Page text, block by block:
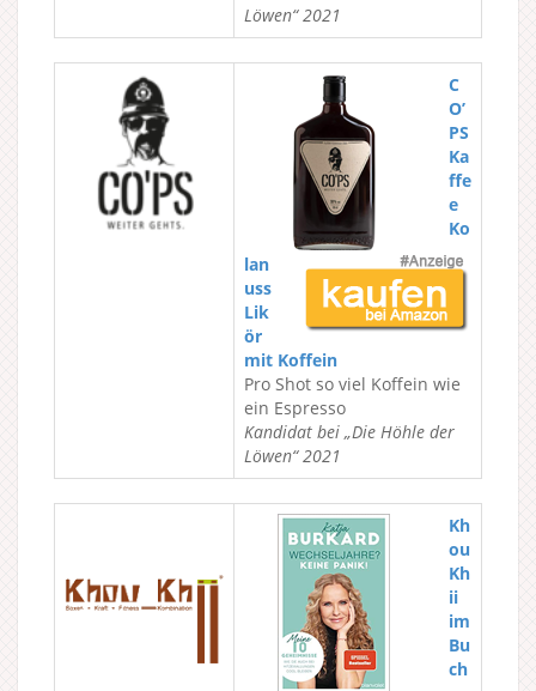
Löwen“ 2021
C
O’
PS
Ka
ffe
e
Ko
lan
uss
Lik
ör
mit Koffein
Pro Shot so viel Koffein wie
ein Espresso
Kandidat bei „Die Höhle der
Löwen“ 2021
Kh
ou
Kh
ii
im
Bu
ch